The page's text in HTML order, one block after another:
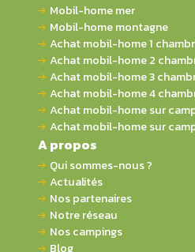
Mobil-home mer
Mobil-home montagne
Achat mobil-home 1
Achat mobil-home 2
Achat mobil-home 3
Achat mobil-home 4
Achat mobil-home sur
Achat mobil-home sur
A propos
Qui sommes-nous ?
Actualités
Nos partenaires
Notre réseau
Nos campings
Blog